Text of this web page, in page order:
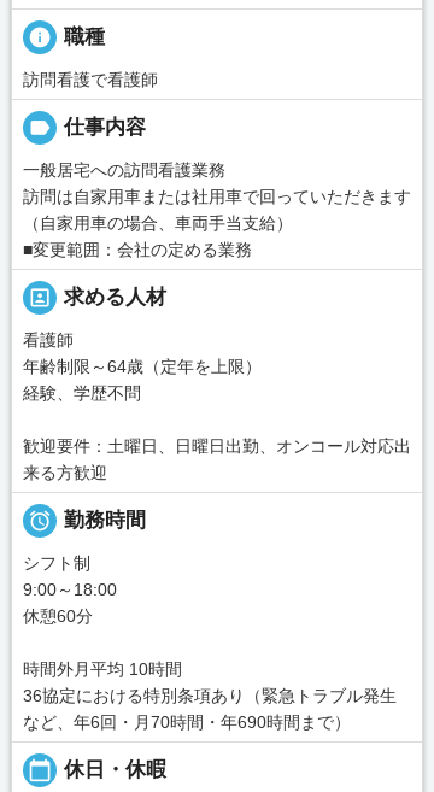
info 職種
訪問看護で看護師
label 仕事内容
一般居宅への訪問看護業務
訪問は自家用車または社用車で回っていただきます
（自家用車の場合、車両手当支給）
■変更範囲：会社の定める業務
portrait 求める人材
看護師
年齢制限～64歳（定年を上限）
経験、学歴不問
歓迎要件：土曜日、日曜日出勤、オンコール対応出
来る方歓迎
 勤務時間
シフト制
9:00～18:00
休憩60分
時間外月平均 10時間
36協定における特別条項あり（緊急トラブル発生
など、年6回・月70時間・年690時間まで）
calendar_today 休日・休暇